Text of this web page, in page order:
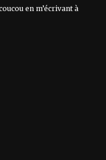
en m’écrivant à